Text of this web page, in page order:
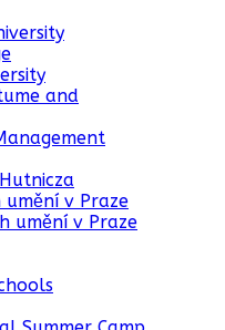
and
umění v Praze
umění v Praze